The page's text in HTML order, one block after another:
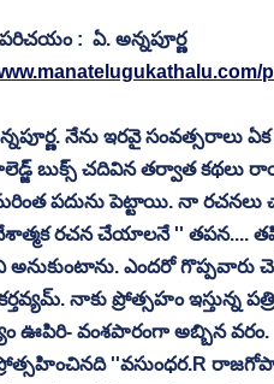
:  ఏ. అన్నపూర్ణ
నేను ఇరవై సంవత్సరాలు
బుక్స్ చదివిన తర్వాత కథలు
పదును పెట్టాయి. నా రచనలు
రచన చేయాలనే '' తపన....
అనుకుంటాను. ఎందరో గొప్పవారు
నాకు ప్రోత్సహం ఇస్తున్న
ఊపిరి- వంశపారంగా అబ్బిన వరం.
''వసుంధర.R